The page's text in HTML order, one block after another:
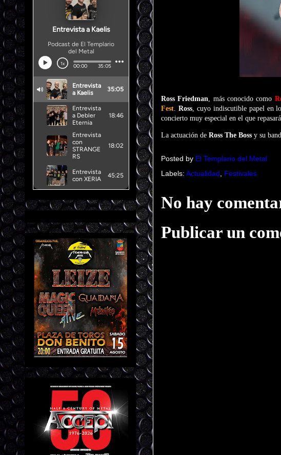
Ross Friedman, más conocido como
Fest. Ross, cuyo indiscutible papel en
concierto muy especial en el que
La actuación de Ross The Boss y su
Posted by El Templario del Metal
Labels: Actualidad Festivales
No hay
Publicar un